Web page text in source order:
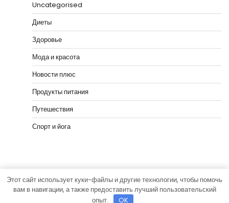
Uncategorised
Диеты
Здоровье
Мода и красота
Новости плюс
Продукты питания
Путешествия
Спорт и йога
Copyright © 2026vip-hata.ruТема News Bank от
Этот сайт использует куки-файлы и другие технологии, чтобы помочь
вам в навигации, а также предоставить лучший пользовательский
опыт.
OK